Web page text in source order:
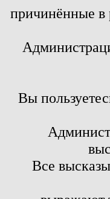
причинённые в
Вы
Все